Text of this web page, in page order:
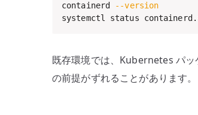
containerd
--version
systemctl status
既存環境では、Kubernetes パ
の前提がずれることがあります。